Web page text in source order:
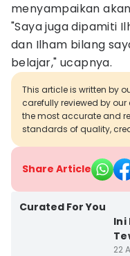
menyampaikan
"Saya juga dipamiti
dan Ilham bilang
belajar," ucapnya.
This article is written by
carefully reviewed by
the most accurate and
standards of quality,
Share Article
Curated For You
Ini
22